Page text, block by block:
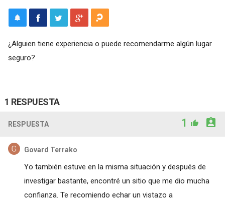
¿Alguien tiene experiencia o puede recomendarme algún lugar
seguro?
1 RESPUESTA
RESPUESTA 1
Govard Terrako
Yo también estuve en la misma situación y después de
investigar bastante, encontré un sitio que me dio mucha
confianza. Te recomiendo echar un vistazo a